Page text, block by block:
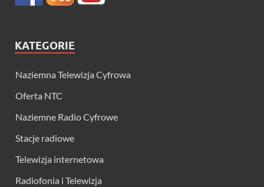
KATEGORIE
Naziemna Telewizja Cyfrowa
Oferta NTC
Naziemne Radio Cyfrowe
Stacje radiowe
Telewizja internetowa
Radiofonia i Telewizja